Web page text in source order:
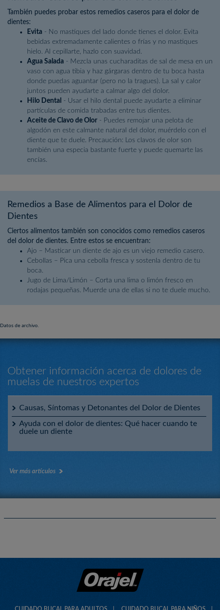
También puedes probar estos remedios caseros para el dolor de
dientes:
Evita - No mastiques del lado donde tienes el dolor. Evita
bebidas extremadamente calientes o frías y no mastiques
hielo. Al cepillarte, hazlo con suavidad.
Agua Salada - Mezcla unas cucharaditas de sal de mesa en un
vaso con agua tibia y haz gárgaras dentro de tu boca hasta
donde puedas aguantar (pero no la tragues). La sal y calor
juntos pueden ayudarte a calmar algo del dolor.
Hilo Dental - Usar el hilo dental puede ayudarte a eliminar
partículas de comida trabadas entre tus dientes.
Aceite de Clavo de Olor - Puedes remojar una pelota de
algodón en este calmante natural del dolor, muérdelo con el
diente que te duele. Precaución: Los clavos de olor son
también una especia bastante fuerte y puede quemarte las
encías.
Remedios a Base de Alimentos para el Dolor de
Dientes
Ciertos alimentos también son conocidos como remedios caseros
del dolor de dientes. Entre estos se encuentran:
Ajo – Masticar un diente de ajo es un viejo remedio casero.
Cebollas – Pica una cebolla fresca y sostenla dentro de tu
boca.
Jugo de Lima/Limón – Corta una lima o limón fresco en
rodajas pequeñas. Muerde una de ellas si no te duele mucho.
Datos de archivo.
Obtener información acerca de dolores de
muelas de nuestros expertos
Causas, Síntomas y Detonantes del Dolor de Dientes
Ayuda con el dolor de dientes: Qué hacer cuando te
duele un diente
Ver más artículos